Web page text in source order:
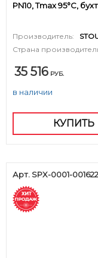
PN10, Tmax 95°C,
Производитель:
Страна
35 516 РУБ.
в наличии
КУПИТЬ
Арт. SPX-0001-001622